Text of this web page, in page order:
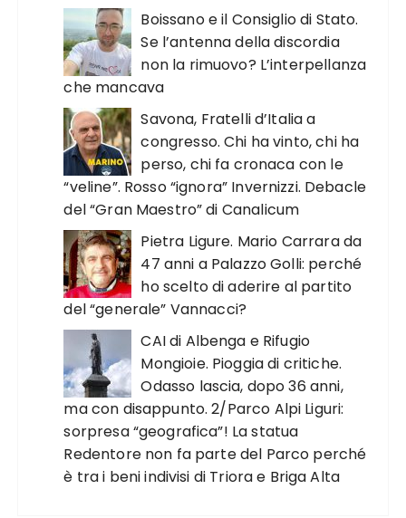
Boissano e il Consiglio di Stato.
Se l’antenna della discordia
non la rimuovo? L’interpellanza
che mancava
Savona, Fratelli d’Italia a
congresso. Chi ha vinto, chi ha
perso, chi fa cronaca con le
“veline”. Rosso “ignora” Invernizzi. Debacle
del “Gran Maestro” di Canalicum
Pietra Ligure. Mario Carrara da
47 anni a Palazzo Golli: perché
ho scelto di aderire al partito
del “generale” Vannacci?
CAI di Albenga e Rifugio
Mongioie. Pioggia di critiche.
Odasso lascia, dopo 36 anni,
ma con disappunto. 2/Parco Alpi Liguri:
sorpresa “geografica”! La statua
Redentore non fa parte del Parco perché
è tra i beni indivisi di Triora e Briga Alta